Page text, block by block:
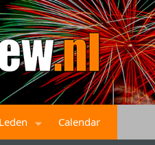
Leden Calendar